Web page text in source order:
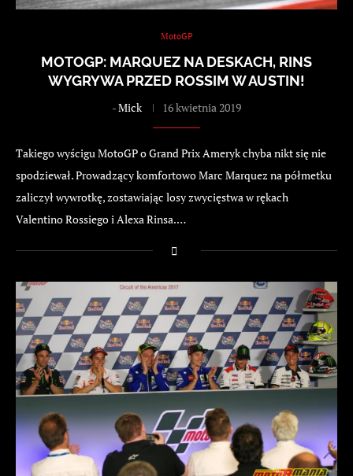
MotoGP
MOTOGP: MARQUEZ NA DESKACH, RINS
WYGRYWA PRZED ROSSIM W AUSTIN!
-Mick 16 kwietnia 2019
Takiego wyścigu MotoGP o Grand Prix Ameryk chyba nikt się nie
spodziewał. Prowadzący komfortowo Marc Marquez na półmetku
zaliczył wywrotkę, zostawiając losy zwycięstwa w rękach
Valentino Rossiego i Alexa Rinsa.…